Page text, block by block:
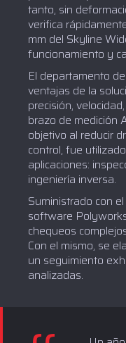
tanto, sin
verifica
mm del Skyline
funcionamiento y
El departamento
ventajas de la
precisión,
brazo de medición
objetivo al reducir
control, fue
aplicaciones:
ingeniería inversa.
Suministrado con
software
chequeos
Con el mismo, se
un seguimiento
analizadas.